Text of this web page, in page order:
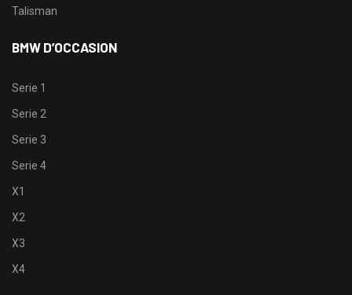
Talisman
BMW D’OCCASION
Serie 1
Serie 2
Serie 3
Serie 4
X1
X2
X3
X4